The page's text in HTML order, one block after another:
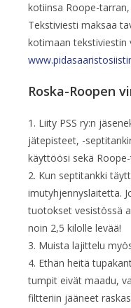
kotiinsa Roope-
Tekstiviesti maksaa
kotimaan tekstiviestin
Roska-Roopen
1. Liity PSS ry:n
jätepisteet, -
käyttöösi sekä
2. Kun septitankki
imutyhjennyslaitetta.
tuotokset vesistössä
noin 2,5 kilolle levää!
3. Muista lajittelu
4. Ethän heitä
tumpit eivät maadu,
filtteriin jääneet